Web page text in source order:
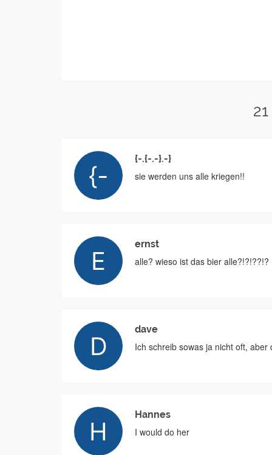
{-.{-.-}.-}
sie werden uns alle kriegen!!
ernst
alle? wieso ist das bier alle?!?!??!?
dave
Ich schreib sowas ja nicht oft,
Hannes
I would do her